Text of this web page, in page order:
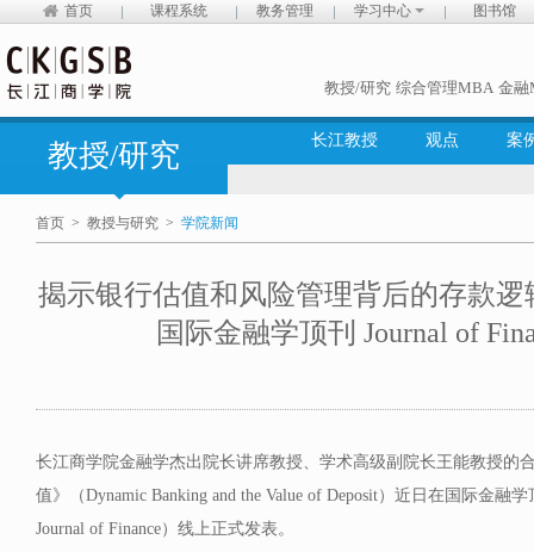
首页 课程系统 教务管理 学习中心 图书馆
教授/研究 综合管理MBA 金融
教授/研究 长江教授 观点 案
首页 > 教授与研究 > 学院新闻
揭示银行估值和风险管理背后的存款
国际金融学顶刊 Journal of
长江商学院金融学杰出院长讲席教授、学术高级副院长王能教授的
值》（Dynamic Banking and the Value of Deposit）近日在国际金融
Journal of Finance）线上正式发表。